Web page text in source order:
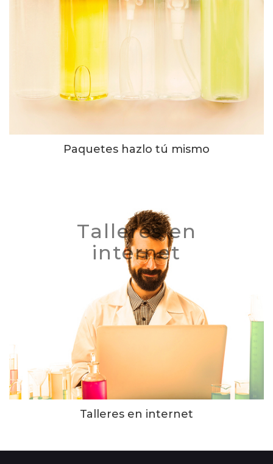
Paquetes hazlo tú mismo
Talleres en
internet
Talleres en internet